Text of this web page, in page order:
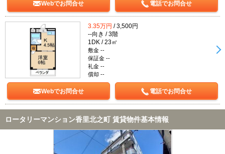
Webでお問合せ 電話でお問合せ
3.35万円 / 3,500円
--向き / 3階
1DK / 23㎡
敷金 --
保証金 --
礼金 --
償却 --
Webでお問合せ 電話でお問合せ
ロータリーマンション香里北之町 賃貸物件基本情報